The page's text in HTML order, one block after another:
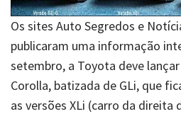
Os sites Auto Segredos e
publicaram uma informação
setembro, a Toyota deve
Corolla, batizada de GLi, que
as versões XLi (carro da direita